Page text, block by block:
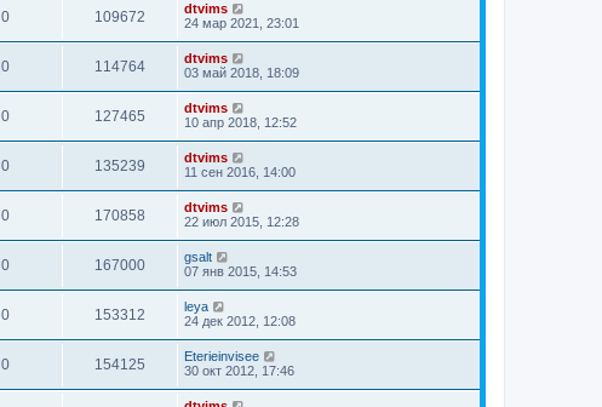
0 109672
dtvims
24 мар 2021, 23:01
0 114764
dtvims
03 май 2018, 18:09
0 127465
dtvims
10 апр 2018, 12:52
0 135239
dtvims
11 сен 2016, 14:00
0 170858
dtvims
22 июл 2015, 12:28
0 167000
gsalt
07 янв 2015, 14:53
0 153312
leya
24 дек 2012, 12:08
0 154125
Eterieinvisee
30 окт 2012, 17:46